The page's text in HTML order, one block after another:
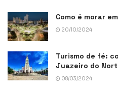
Como é morar
20/10/2024
Turismo de fé:
Juazeiro do
08/03/2024